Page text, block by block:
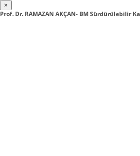
×
Prof. Dr. RAMAZAN AKÇAN- BM Sürdürülebilir